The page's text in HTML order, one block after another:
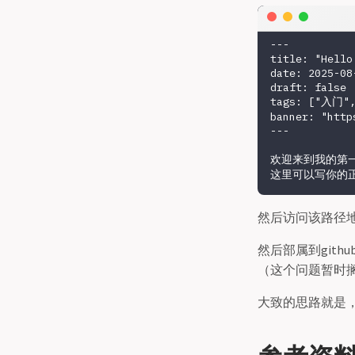
---
title: "Hello
date: 2025-
draft: false
tags: ["入门
banner:
---
欢迎来到我的
然后访问该路径
然后部属到
（这个问题暂
大致的思路就是